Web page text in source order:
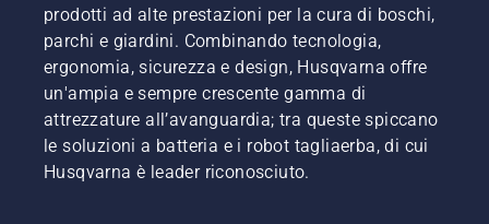
prodotti ad alte prestazioni per la cura di boschi,
parchi e giardini. Combinando tecnologia,
ergonomia, sicurezza e design, Husqvarna offre
un'ampia e sempre crescente gamma di
attrezzature all’avanguardia; tra queste spiccano
le soluzioni a batteria e i robot tagliaerba, di cui
Husqvarna è leader riconosciuto.